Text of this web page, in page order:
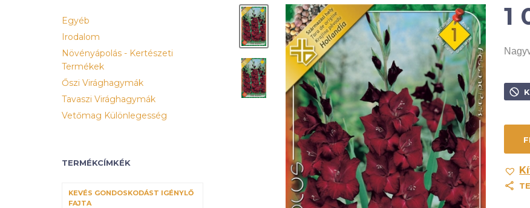
Egyéb
Irodalom
Növényápolás - Kertészeti
Termékek
Őszi Virághagymák
Tavaszi Virághagymák
Vetőmag Különlegesség
TERMÉKCÍMKÉK
KEVÉS GONDOSKODÁST IGÉNYLŐ
FAJTA
1